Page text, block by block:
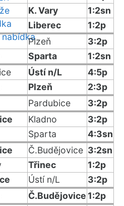
K. Vary
1:2sn
Liberec
1:2p
Plzeň
3:2p
Sparta
1:2sn
Ústí n/L
4:5p
Plzeň
2:3p
Pardubice
3:2p
Kladno
3:2p
Sparta
4:3sn
Č.Budějovice 3:2sn
Třinec
1:2p
Ústí n/L
3:2p
Č.Budějovice 1:2p